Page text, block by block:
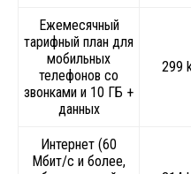
Ежемесячный
тарифный план для
мобильных
телефонов со
звонками и 10 ГБ +
данных
299
Интернет (60
Мбит/с и более,